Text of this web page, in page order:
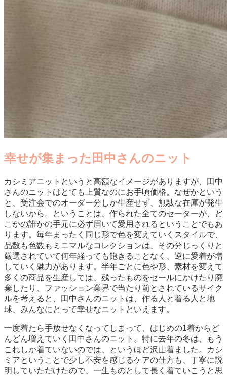
幸せが集まった田中さんのニット
カシミアニットというと高額なイメージがありますが、田中
さんのニットはとても上質なのにお手頃価格。なぜかという
と、受注会でのオーダー分しか生産せず、無駄な在庫が発生
しないから。ということは、作られた全てのセーターが、ど
こかの誰かの手元に必ず届いて愛用されるということでもあ
ります。毎年まったく同じ形で色を変えていくスタイルで、
品数も色数もミニマルなコレクションは、その分じっくりと
厳選されていて何年経っても飽きることなく、逆に愛着が増
していく魅力があります。半年ごとに色や形、素材を変えて
多くの商品を生産しては、残ったものをセールにかけたり廃
棄したり、ファッション業界で当たり前とされているサイク
ルを考えると、田中さんのニットは、作る人と着る人と地
球、みんなにとって幸せなニットといえます。
一度着たら手放せなくなってしまって、はじめの1着からど
んどん増えていく田中さんのニット。特に去年の冬は、もう
これしか着ていないのでは、というほど沢山着ました。カシ
ミアということで少し不安を感じるケアの仕方も、丁寧に説
明していただけたので、一生ものとして長く着ていこうと思